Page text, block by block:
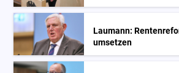
Laumann:
umsetzen